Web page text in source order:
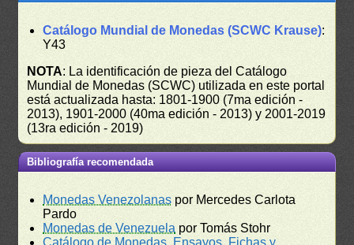
Catálogo Mundial de Monedas (SCWC Krause):
Y43
NOTA: La identificación de pieza del Catálogo
Mundial de Monedas (SCWC) utilizada en este portal
está actualizada hasta: 1801-1900 (7ma edición -
2013), 1901-2000 (40ma edición - 2013) y 2001-2019
(13ra edición - 2019)
Bibliografía recomendada
Monedas Venezolanas por Mercedes Carlota
Pardo
Monedas de Venezuela por Tomás Stohr